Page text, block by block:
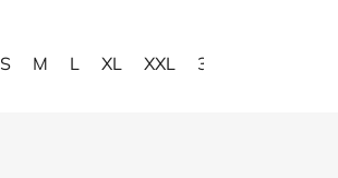
S M L XL XXL 3XL